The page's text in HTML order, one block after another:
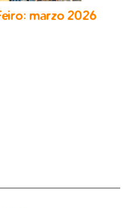
marzo 2026